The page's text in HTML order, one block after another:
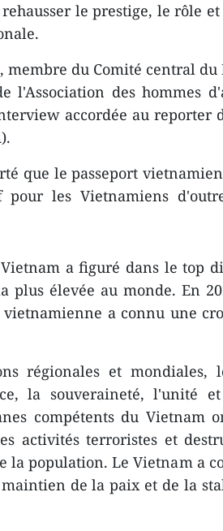
le prestige, le rôle
membre du Comité central
l'Association des hommes
accordée au reporter
que le passeport
les Vietnamiens
a figuré dans le top
plus élevée au monde. En
a connu une
régionales et mondiales,
la souveraineté, l'unité
compétents du Vietnam
activités terroristes et
la population. Le Vietnam a
de la paix et de la